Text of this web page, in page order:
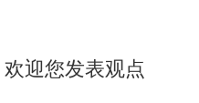
迎您发表观点